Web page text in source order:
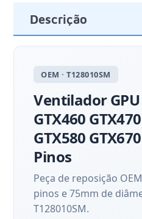
Descrição
OEM · T128010SM
Ventilador
GTX460
GTX580
Pinos
Peça de reposição
pinos e 75mm de
T128010SM.